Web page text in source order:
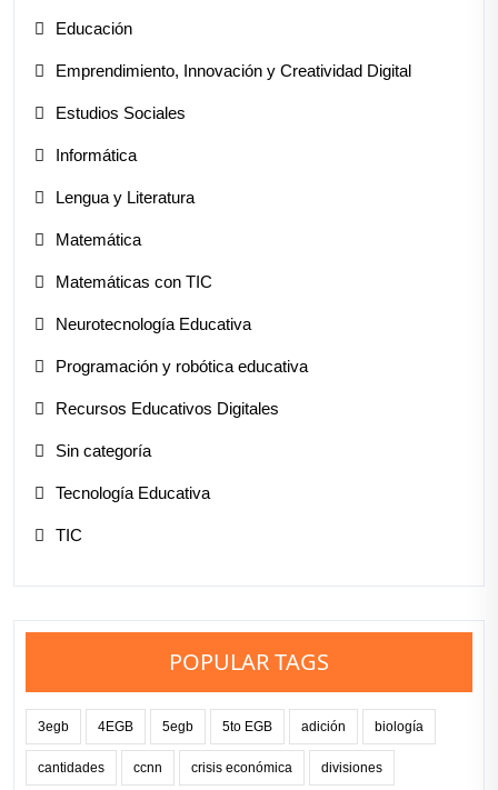
Educación
Emprendimiento, Innovación y Creatividad Digital
Estudios Sociales
Informática
Lengua y Literatura
Matemática
Matemáticas con TIC
Neurotecnología Educativa
Programación y robótica educativa
Recursos Educativos Digitales
Sin categoría
Tecnología Educativa
TIC
POPULAR TAGS
3egb 4EGB 5egb 5to EGB adición biología
cantidades ccnn crisis económica divisiones